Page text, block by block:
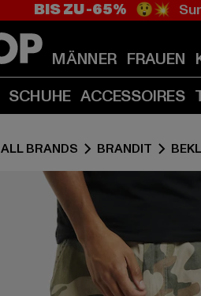
BIS ZU -65% 😲💥
MÄNNER FRAUEN
SCHUHE ACCESSOIRES
ALL BRANDS BRANDIT